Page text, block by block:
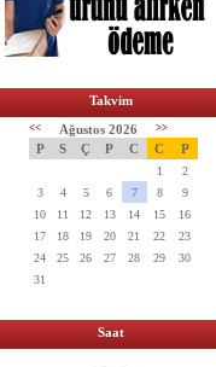
Takvim
<< Ağustos 2026 >>
P S Ç P C C P
1
2
3
4 5 6 7 8
9
10
11 12 13 14 15
16
17
18 19 20 21 22
23
24
25 26 27 28 29
30
31
Saat